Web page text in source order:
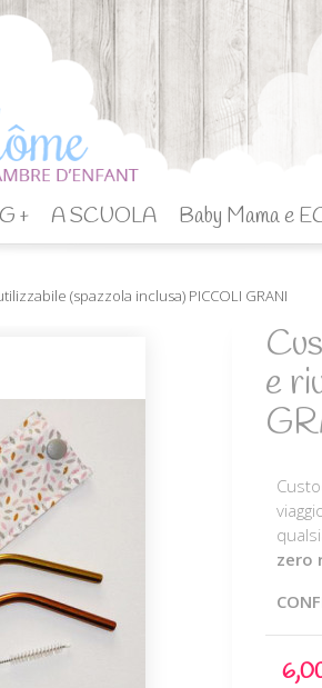
+ A SCUOLA Baby Mama e
(spazzola inclusa) PICCOLI GRANI
e
zero